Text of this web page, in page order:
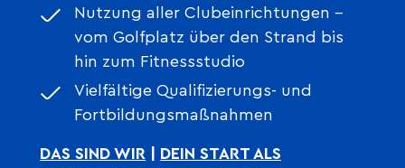
Nutzung aller Clubeinrichtungen –
vom Golfplatz über den Strand bis
hin zum Fitnessstudio
Vielfältige Qualifizierungs- und
Fortbildungsmaßnahmen
DAS SIND WIR
DEIN START ALS